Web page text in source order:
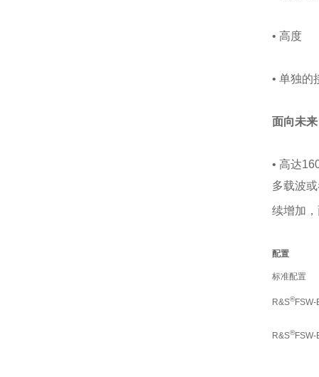
• 高度
• 单独的
面向未来
• 高达
多载波
续增加
配置
标准配置
R&S®FSW-
R&S®FSW-